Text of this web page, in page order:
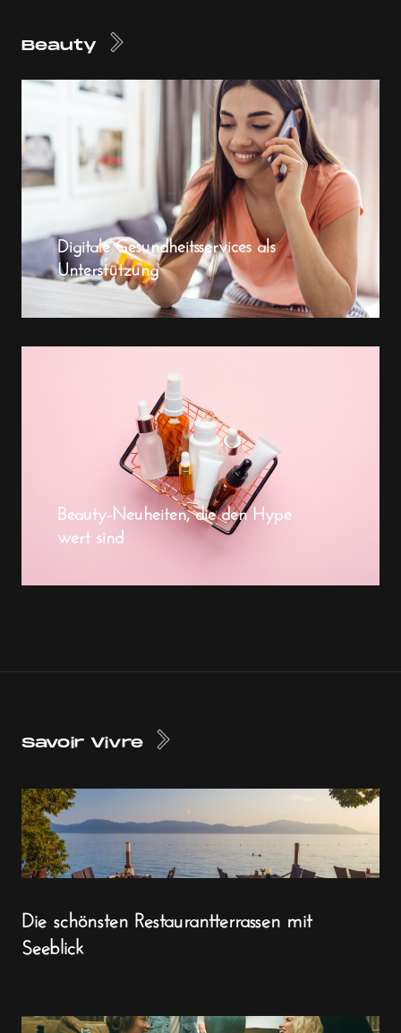
Beauty
Digitale Gesundheitsservices als
Unterstützung
Beauty-Neuheiten, die den Hype
wert sind
Savoir Vivre
Die schönsten Restaurantterrassen mit
Seeblick